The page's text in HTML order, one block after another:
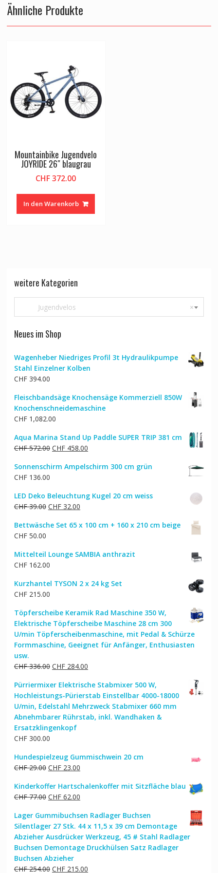
Ähnliche Produkte
Mountainbike Jugendvelo
JOYRIDE 26″ blaugrau
CHF372.00
In den Warenkorb
weitere Kategorien
×
Jugendvelos
Neues im Shop
Wagenheber Niedriges Profil 3t Hydraulikpumpe
Stahl Einzelner Kolben
CHF394.00
Fleischbandsäge Knochensäge Kommerziell 850W
Knochenschneidemaschine
CHF1,082.00
Aqua Marina Stand Up Paddle SUPER TRIP 381 cm
CHF572.00 Ursprünglicher
war:
CHF458.00Aktueller
ist:
Sonnenschirm Ampelschirm 300 cm grün
CHF136.00
LED Deko Beleuchtung Kugel 20 cm weiss
CHF39.00 Ursprünglicher
war:
CHF32.00Aktueller
ist:
Bettwäsche Set 65 x 100 cm + 160 x 210 cm beige
CHF50.00
Mittelteil Lounge SAMBIA anthrazit
CHF162.00
Kurzhantel TYSON 2 x 24 kg Set
CHF215.00
Töpferscheibe Keramik Rad Maschine 350 W,
Elektrische Töpferscheibe Maschine 28 cm 300
U/min Töpferscheibenmaschine, mit Pedal & Schürze
Formmaschine, Geeignet für Anfänger, Enthusiasten
usw.
CHF336.00 Ursprünglicher
war:
CHF 336.00
CHF284.00Aktueller
ist:
CHF 284.00.
Pürriermixer Elektrische Stabmixer 500 W,
Hochleistungs-Pürierstab Einstellbar 4000-18000
U/min, Edelstahl Mehrzweck Stabmixer 660 mm
Abnehmbarer Rührstab, inkl. Wandhaken &
Ersatzklingenkopf
CHF300.00
Hundespielzeug Gummischwein 20 cm
CHF29.00 Ursprünglicher
war:
CHF 29.00
CHF23.00Aktueller
ist:
CHF 23.00.
Kinderkoffer Hartschalenkoffer mit Sitzfläche blau
CHF77.00 Ursprünglicher
war:
CHF 77.00
CHF62.00Aktueller
ist:
CHF 62.00.
Lager Gummibuchsen Radlager Buchsen
Silentlager 27 Stk. 44 x 11,5 x 39 cm Demontage
Abzieher Ausdrücker Werkzeug, 45 # Stahl Radlager
Buchsen Demontage Druckhülsen Satz Radlager
Buchsen Abzieher
CHF254.00 Ursprünglicher
CHF215.00Aktueller